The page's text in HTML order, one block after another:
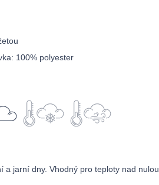
100% polyester
a jarní dny. Vhodný pro teploty nad nulou.